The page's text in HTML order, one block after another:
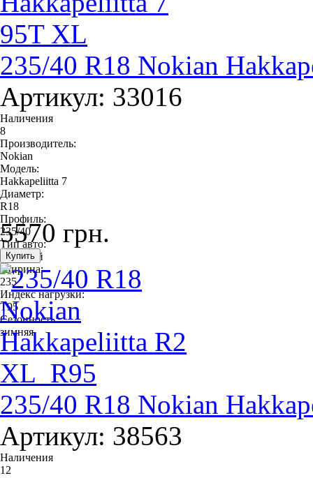
235/40 R18 Nokian
Артикул: 33016
Наличения
8
Производитель:
Nokian
Модель:
Hakkapeliitta 7
Диаметр:
R18
Профиль:
235/40
Тип авто:
легковой
Ширина:
235
Индекс нагрузки:
T95
Сезонность:
зимняя
5570 грн.
235/40 R18 Nokian
Артикул: 38563
Наличения
12